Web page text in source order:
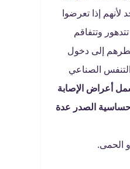
لأنهم إذا تعرضوا
وتتفاقم
إلى دخول
الصناعي
أعراض الإصابة
الصدر عدة
الحمى.